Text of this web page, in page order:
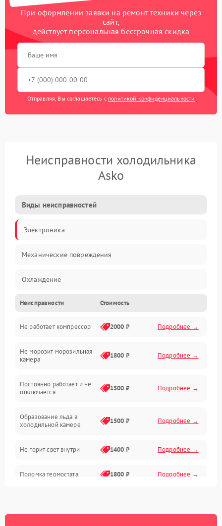
При оформлении заявки на ремонт техники через
сайт,
действует персональная бессрочная скидка
Отправляя, Вы соглашаетесь с политикой конфиденциальности
Неисправности холодильника
Asko
Виды неисправностей
Электроника
Механические повреждения
Охлаждение
Механика
Электропитание
Дренаж
Неисправности Стоимость
Не работает компрессор 2000 ₽ Подробнее →
Не морозит морозильная
камера
1800 ₽ Подробнее →
Постоянно работает и не
отключается
1500 ₽ Подробнее →
Образование льда в
холодильной камере
1500 ₽ Подробнее →
Не горит свет внутри 1400 ₽ Подробнее →
Поломка термостата 1800 ₽ Подробнее →